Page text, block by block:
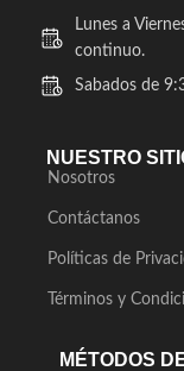
Lunes a
continuo.
Sabados de
NUESTRO
Nosotros
Contáctanos
Políticas de
Términos y
MÉTODOS